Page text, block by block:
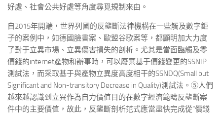
好處、社會公共好處等角度尋覓規制來由。
自2015年開端，世界列國的反壟斷法律機構在一些觸及數字鉅
子的案例中，如德國臉書案、歐盟谷歌案等，都顯明加大力度
了對于立異市場、立異傷害損失的剖析。尤其是當面臨觸及零
價錢的internet產物和辦事時，可以廢棄基于價錢變更的SSNIP
測試法，而采取基于與產物立異度高度相干的SSNDQ(Small but
Significant and Non-transitory Decrease in Quality)測試法。⑤人們
越來越認識到立異作為自力價值目的在數字經濟範疇反壟斷案
件中的主要價值，故此，反壟斷剖析范式應當盡快完成從“價錢